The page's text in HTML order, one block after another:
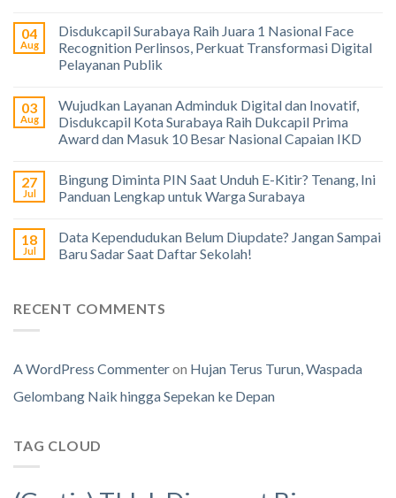
04
Aug
Disdukcapil Surabaya Raih Juara 1 Nasional Face
Recognition Perlinsos, Perkuat Transformasi Digital
Pelayanan Publik
03
Aug
Wujudkan Layanan Adminduk Digital dan Inovatif,
Disdukcapil Kota Surabaya Raih Dukcapil Prima
Award dan Masuk 10 Besar Nasional Capaian IKD
27
Jul
Bingung Diminta PIN Saat Unduh E-Kitir? Tenang, Ini
Panduan Lengkap untuk Warga Surabaya
18
Jul
Data Kependudukan Belum Diupdate? Jangan Sampai
Baru Sadar Saat Daftar Sekolah!
RECENT COMMENTS
A WordPress Commenteron Hujan Terus Turun, Waspada
Gelombang Naik hingga Sepekan ke Depan
TAG CLOUD